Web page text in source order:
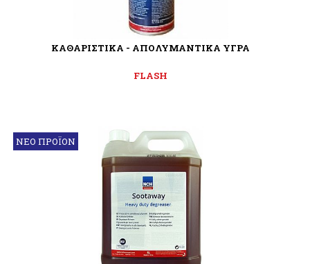
ΚΑΘΑΡΙΣΤΙΚΑ - ΑΠΟΛΥΜΑΝΤΙΚΑ ΥΓΡΑ
FLASH
ΝΕΟ ΠΡΟΪΟΝ